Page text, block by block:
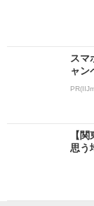
スマ
ャン
【
思う